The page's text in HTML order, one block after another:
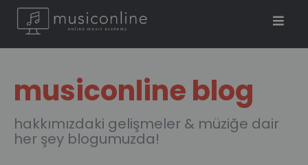
musiconline blog
hakkımızdaki gelişmeler & müziğe dair
her şey blogumuzda!